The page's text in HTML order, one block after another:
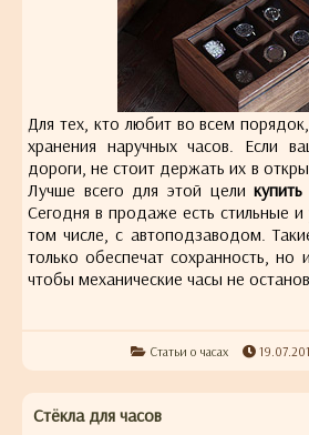
Для тех, кто любит во всем
хранения наручных часов. Если
дороги, не стоит держать их в
Лучше всего для этой цели
Сегодня в продаже есть стильные
том числе, с автоподзаводом.
только обеспечат сохранность, но
чтобы механические часы не
Статьи о часах
Стёкла для часов